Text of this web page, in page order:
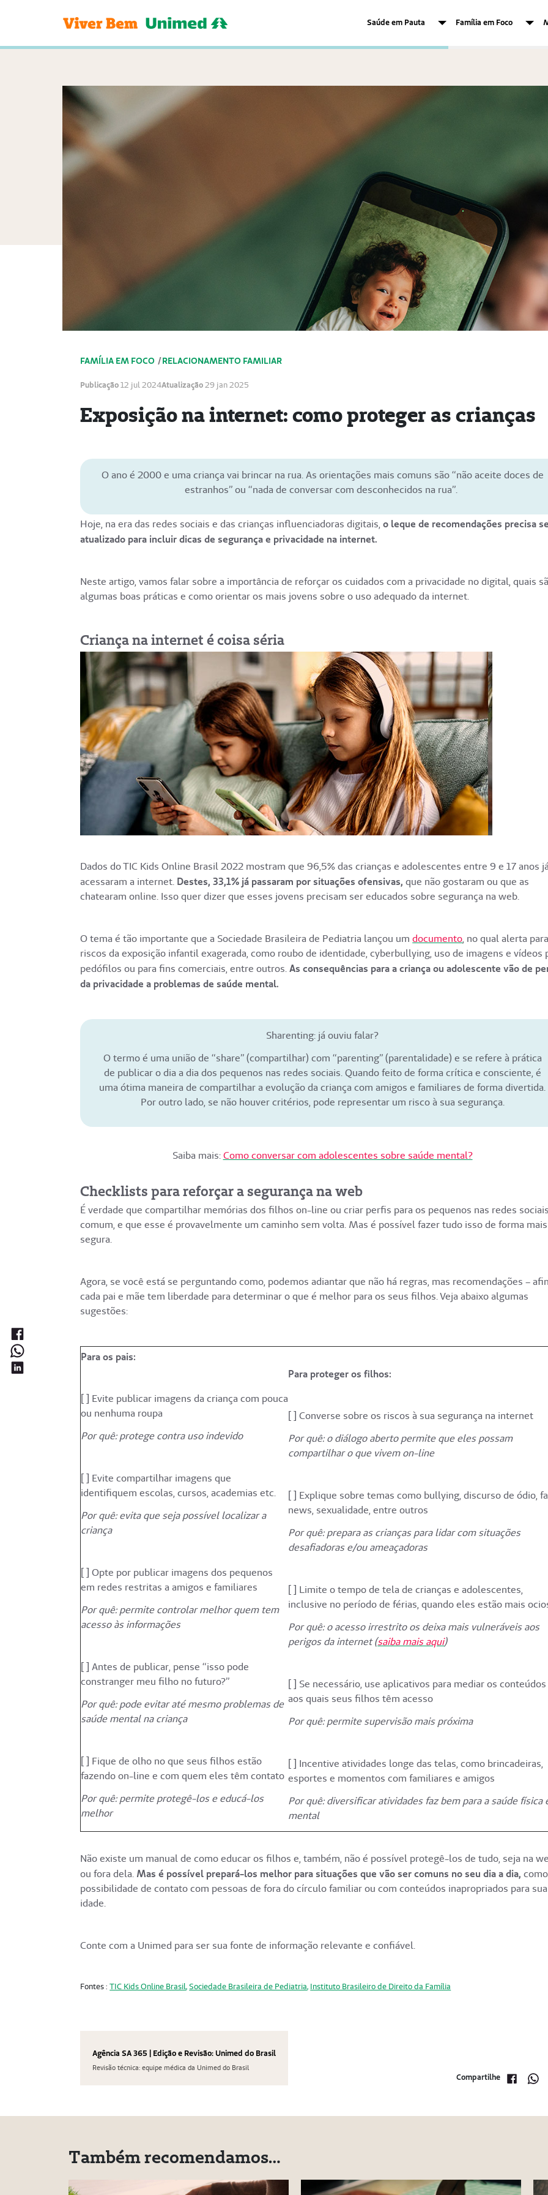
Saúde em Pauta Família em Foco
FAMÍLIA EM FOCO /RELACIONAMENTO FAMILIAR
Publicação12 jul 2024Atualização29 jan 2025
Exposição na internet: como proteger as crianças
O ano é 2000 e uma criança vai brincar na rua. As orientações mais comuns são “não aceite doces de
estranhos” ou “nada de conversar com desconhecidos na rua”.
Hoje, na era das redes sociais e das crianças influenciadoras digitais,o leque de recomendações precisa
atualizado para incluir dicas de segurança e privacidade na internet.
Neste artigo, vamos falar sobre a importância de reforçar os cuidados com a privacidade no digital, quais
algumas boas práticas e como orientar os mais jovens sobre o uso adequado da internet.
Criança na internet é coisa séria
Dados do TIC Kids Online Brasil 2022 mostram que 96,5% das crianças e adolescentes entre 9 e 17 anos já
acessaram a internet. Destes, 33,1% já passaram por situações ofensivas, que não gostaram ou que as
chatearam online. Isso quer dizer que esses jovens precisam ser educados sobre segurança na web.
O tema é tão importante que a Sociedade Brasileira de Pediatria lançou umdocumento, no qual alerta
riscos da exposição infantil exagerada, como roubo de identidade, cyberbullying, uso de imagens e vídeos
pedófilos ou para fins comerciais, entre outros.As consequências para a criança ou adolescente vão de
da privacidade a problemas de saúde mental.
Sharenting: já ouviu falar?
O termo é uma união de “share” (compartilhar) com “parenting” (parentalidade) e se refere à prática
de publicar o dia a dia dos pequenos nas redes sociais. Quando feito de forma crítica e consciente, é
uma ótima maneira de compartilhar a evolução da criança com amigos e familiares de forma divertida.
Por outro lado, se não houver critérios, pode representar um risco à sua segurança.
Saiba mais:Como conversar com adolescentes sobre saúde mental?
Checklists para reforçar a segurança na web
É verdade que compartilhar memórias dos filhos on-line ou criar perfis para os pequenos nas redes
comum, e que esse é provavelmente um caminho sem volta. Mas é possível fazer tudo isso de forma mais
segura.
Agora, se você está se perguntando como, podemos adiantar que não há regras, mas recomendações –
cada pai e mãe tem liberdade para determinar o que é melhor para os seus filhos. Veja abaixo algumas
sugestões:
Para os pais:
[ ] Evite publicar imagens da criança com pouca
ou nenhuma roupa
Por quê: protege contra uso indevido
[ ] Evite compartilhar imagens que
identifiquem escolas, cursos, academias etc.
Por quê: evita que seja possível localizar a
criança
[ ] Opte por publicar imagens dos pequenos
em redes restritas a amigos e familiares
Por quê: permite controlar melhor quem tem
acesso às informações
[ ] Antes de publicar, pense “isso pode
constranger meu filho no futuro?”
Por quê: pode evitar até mesmo problemas de
saúde mental na criança
[ ] Fique de olho no que seus filhos estão
fazendo on-line e com quem eles têm contato
Por quê: permite protegê-los e educá-los
melhor
Para proteger os filhos:
[ ] Converse sobre os riscos à sua segurança na internet
Por quê: o diálogo aberto permite que eles possam
compartilhar o que vivem on-line
[ ] Explique sobre temas como bullying, discurso de ódio,
news, sexualidade, entre outros
Por quê: prepara as crianças para lidar com situações
desafiadoras e/ou ameaçadoras
[ ] Limite o tempo de tela de crianças e adolescentes,
inclusive no período de férias, quando eles estão mais
Por quê: o acesso irrestrito os deixa mais vulneráveis aos
perigos da internet (saiba mais aqui)
[ ] Se necessário, use aplicativos para mediar os conteúdos
aos quais seus filhos têm acesso
Por quê: permite supervisão mais próxima
[ ] Incentive atividades longe das telas, como brincadeiras,
esportes e momentos com familiares e amigos
Por quê: diversificar atividades faz bem para a saúde física
mental
Não existe um manual de como educar os filhos e, também, não é possível protegê-los de tudo, seja na
ou fora dela. Mas é possível prepará-los melhor para situações que vão ser comuns no seu dia a dia,
possibilidade de contato com pessoas de fora do círculo familiar ou com conteúdos inapropriados para sua
idade.
Conte com a Unimed para ser sua fonte de informação relevante e confiável.
Fontes : TIC Kids Online Brasil,Sociedade Brasileira de Pediatria, Instituto Brasileiro de Direito da Família
Agência SA 365 | Edição e Revisão: Unimed do Brasil
Revisão técnica: equipe médica da Unimed do Brasil
Compartilhe
Também recomendamos…